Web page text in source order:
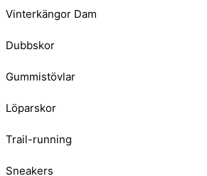
Vinterkängor Dam
Dubbskor
Gummistövlar
Löparskor
Trail-running
Sneakers